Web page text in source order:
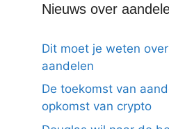
Nieuws over
Dit moet je weten
aandelen
De toekomst van
opkomst van crypto